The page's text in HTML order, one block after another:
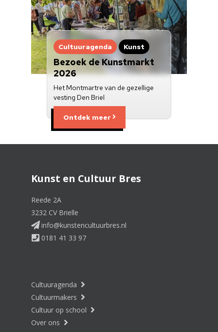
Cultuuragenda Kunst
Bezoek de Kunstmarkt
2026
Het Montmartre van de gezellige
vesting Den Briel
Ontdek meer
Kunst en Cultuur Bres
Reede 2A
3232 CV Brielle
info@kunstencultuurbres.nl
0181 41 33 97
Cultuuragenda
Cultuurmakers
Cultuur op school
Over ons